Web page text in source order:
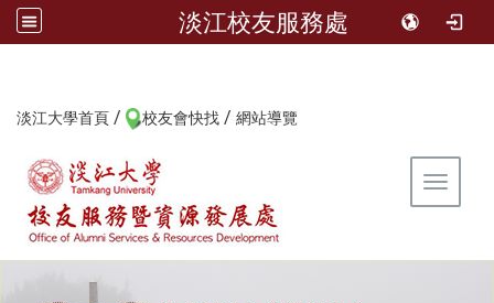
淡江校友服務處
淡江大學首頁 / 校友會快找 / 網站導覽
Toggle